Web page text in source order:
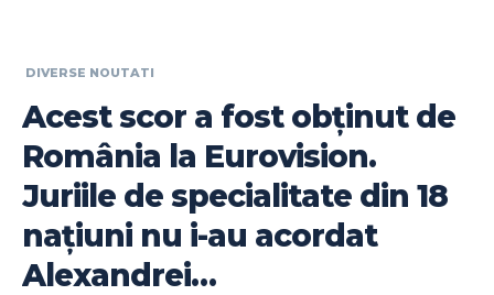
DIVERSE NOUTATI
Acest scor a fost obținut de
România la Eurovision.
Juriile de specialitate din 18
națiuni nu i-au acordat
Alexandrei…